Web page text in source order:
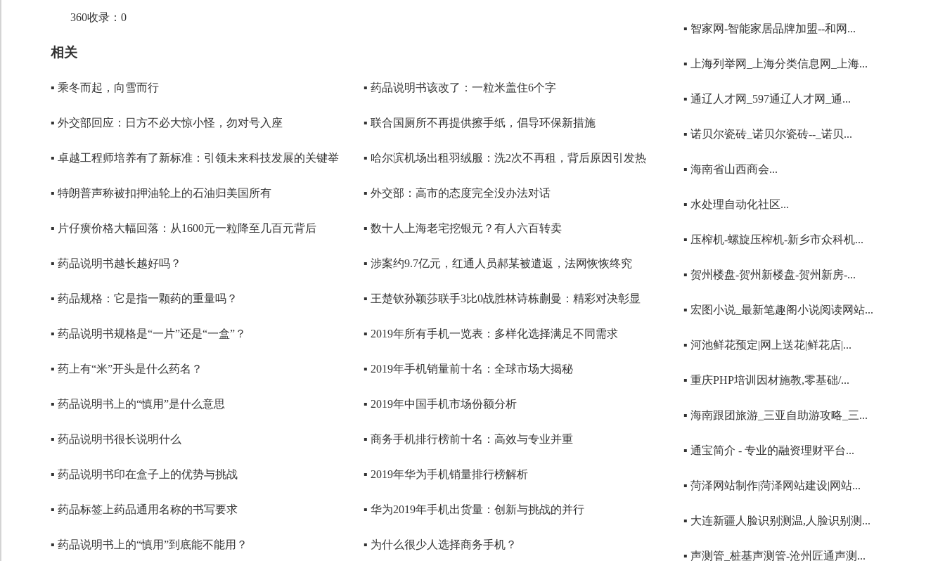
360收录：0
相关
▪ 乘冬而起，向雪而行
▪ 外交部回应：日方不必大惊小怪，勿对号入座
▪ 卓越工程师培养有了新标准：引领未来科技发展的关键举
▪ 特朗普声称被扣押油轮上的石油归美国所有
▪ 片仔癀价格大幅回落：从1600元一粒降至几百元背后
▪ 药品说明书越长越好吗？
▪ 药品规格：它是指一颗药的重量吗？
▪ 药品说明书规格是“一片”还是“一盒”？
▪ 药上有“米”开头是什么药名？
▪ 药品说明书上的“慎用”是什么意思
▪ 药品说明书很长说明什么
▪ 药品说明书印在盒子上的优势与挑战
▪ 药品标签上药品通用名称的书写要求
▪ 药品说明书上的“慎用”到底能不能用？
▪ 药品说明书该改了：一粒米盖住6个字
▪ 联合国厕所不再提供擦手纸，倡导环保新措施
▪ 哈尔滨机场出租羽绒服：洗2次不再租，背后原因引发热
▪ 外交部：高市的态度完全没办法对话
▪ 数十人上海老宅挖银元？有人六百转卖
▪ 涉案约9.7亿元，红通人员郝某被遣返，法网恢恢终究
▪ 王楚钦孙颖莎联手3比0战胜林诗栋蒯曼：精彩对决彰显
▪ 2019年所有手机一览表：多样化选择满足不同需求
▪ 2019年手机销量前十名：全球市场大揭秘
▪ 2019年中国手机市场份额分析
▪ 商务手机排行榜前十名：高效与专业并重
▪ 2019年华为手机销量排行榜解析
▪ 华为2019年手机出货量：创新与挑战的并行
▪ 为什么很少人选择商务手机？
▪ 智家网-智能家居品牌加盟--和网...
▪ 上海列举网_上海分类信息网_上海...
▪ 通辽人才网_597通辽人才网_通...
▪ 诺贝尔瓷砖_诺贝尔瓷砖--_诺贝...
▪ 海南省山西商会...
▪ 水处理自动化社区...
▪ 压榨机-螺旋压榨机-新乡市众科机...
▪ 贺州楼盘-贺州新楼盘-贺州新房-...
▪ 宏图小说_最新笔趣阁小说阅读网站...
▪ 河池鲜花预定|网上送花|鲜花店|...
▪ 重庆PHP培训因材施教,零基础/...
▪ 海南跟团旅游_三亚自助游攻略_三...
▪ 通宝简介 - 专业的融资理财平台...
▪ 菏泽网站制作|菏泽网站建设|网站...
▪ 大连新疆人脸识别测温,人脸识别测...
▪ 声测管_桩基声测管-沧州匠通声测...